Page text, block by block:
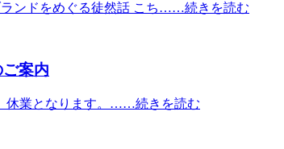
ンドをめぐる徒然話 こち……続きを読む
案内
休業となります。……続きを読む